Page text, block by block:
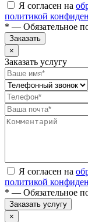
Я согласен на
политикой
* — Обязательное
Заказать
×
Заказать услугу
Я согласен на
политикой
* — Обязательное
Заказать услугу
×